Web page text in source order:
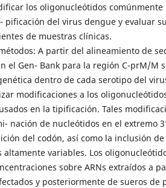
los oligonucleótidos
pificación del virus dengue y evaluar
de muestras clínicas.
A partir del alineamiento de
el Gen- Bank para la región C-prM/M
dentro de cada serotipo del
modificaciones a los
en la tipificación. Tales
nación de nucleótidos en el extremo
del codón, así como la inclusión
altamente variables. Los
sobre ARNs extraídos a
y posteriormente de sueros de